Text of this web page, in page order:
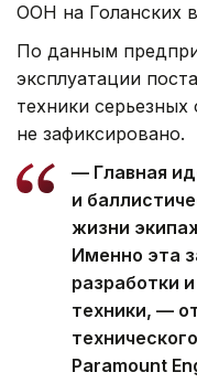
ООН на Голанских
По данным
эксплуатации
техники
не зафиксировано.
— Главная
и
жизни
Именно эта
разработки
техники, —
Paramount